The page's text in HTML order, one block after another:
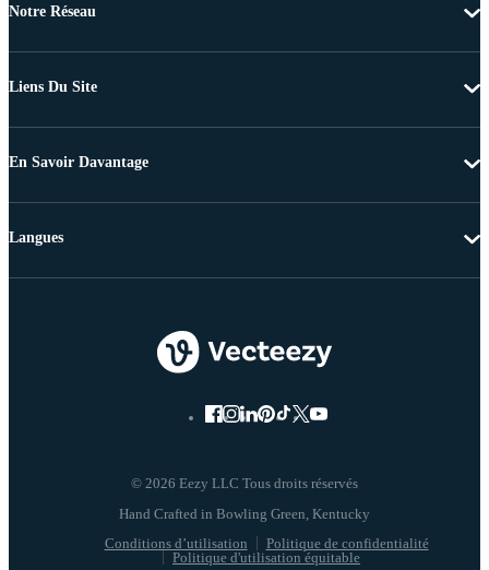
Notre Réseau
Liens Du Site
En Savoir Davantage
© 2026 Eezy LLC Tous droits réservés
Conditions d’utilisation
Politique de confidentialité
Politique d'utilisation équitable
Langues